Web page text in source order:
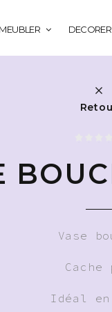
MEUBLER DECORER
Vase
Cache
Idéal en